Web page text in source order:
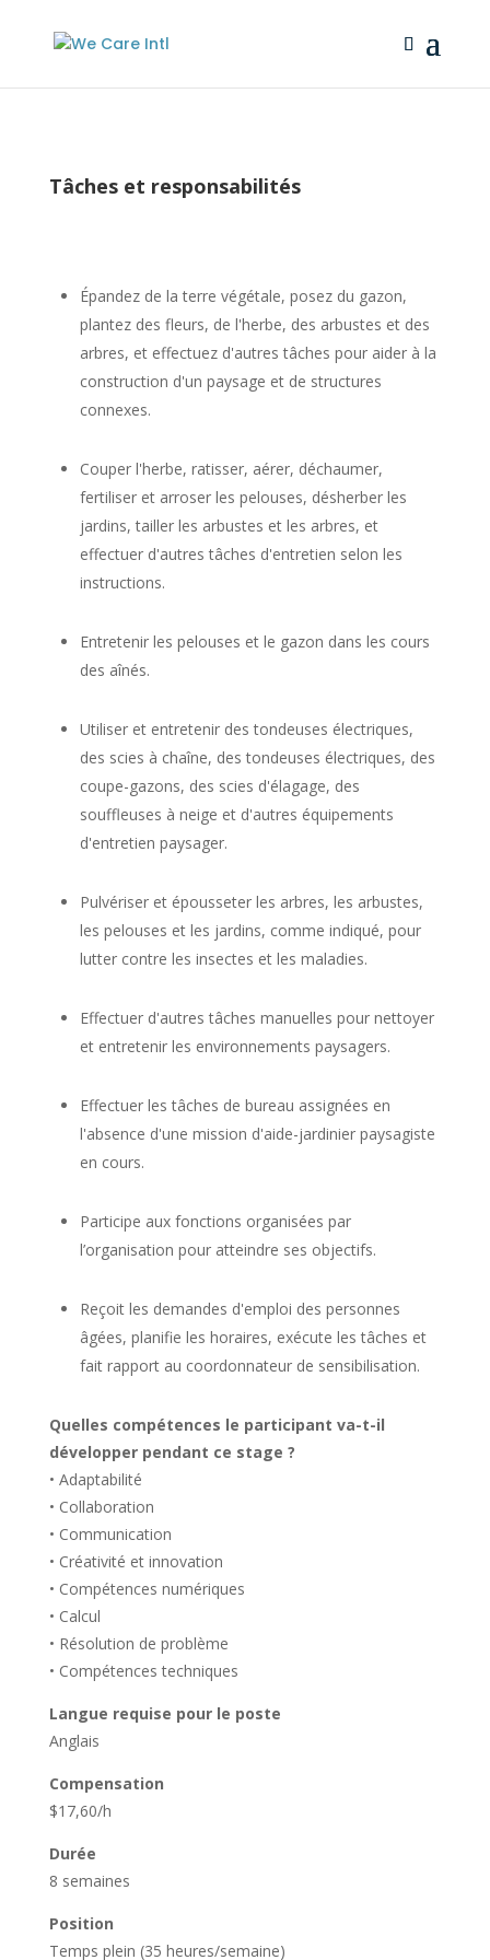
Tâches et responsabilités
Épandez de la terre végétale, posez du gazon,
plantez des fleurs, de l'herbe, des arbustes et des
arbres, et effectuez d'autres tâches pour aider à la
construction d'un paysage et de structures
connexes.
Couper l'herbe, ratisser, aérer, déchaumer,
fertiliser et arroser les pelouses, désherber les
jardins, tailler les arbustes et les arbres, et
effectuer d'autres tâches d'entretien selon les
instructions.
Entretenir les pelouses et le gazon dans les cours
des aînés.
Utiliser et entretenir des tondeuses électriques,
des scies à chaîne, des tondeuses électriques, des
coupe-gazons, des scies d'élagage, des
souffleuses à neige et d'autres équipements
d'entretien paysager.
Pulvériser et épousseter les arbres, les arbustes,
les pelouses et les jardins, comme indiqué, pour
lutter contre les insectes et les maladies.
Effectuer d'autres tâches manuelles pour nettoyer
et entretenir les environnements paysagers.
Effectuer les tâches de bureau assignées en
l'absence d'une mission d'aide-jardinier paysagiste
en cours.
Participe aux fonctions organisées par
l’organisation pour atteindre ses objectifs.
Reçoit les demandes d'emploi des personnes
âgées, planifie les horaires, exécute les tâches et
fait rapport au coordonnateur de sensibilisation.
Quelles compétences le participant va-t-il
développer pendant ce stage ?
• Adaptabilité
• Collaboration
• Communication
• Créativité et innovation
• Compétences numériques
• Calcul
• Résolution de problème
• Compétences techniques
Langue requise pour le poste
Anglais
Compensation
$17,60/h
Durée
8 semaines
Position
Temps plein (35 heures/semaine)